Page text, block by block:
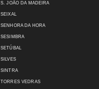
S. JOÃO DA MADEIRA
SEIXAL
SENHORA DA HORA
SESIMBRA
SETÚBAL
SILVES
SINTRA
TORRES VEDRAS